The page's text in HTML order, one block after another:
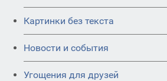
Картинки без текста
Новости и события
Угощения для друзей